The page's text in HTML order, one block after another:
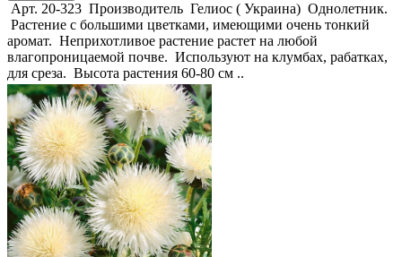
Арт. 20-323 Производитель Гелиос ( Украина) Однолетник.
Растение с большими цветками, имеющими очень тонкий
аромат. Неприхотливое растение растет на любой
влагопроницаемой почве. Используют на клумбах, рабатках,
для среза. Высота растения 60-80 см ..